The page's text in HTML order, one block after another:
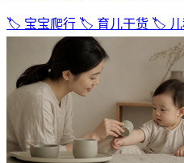
🏷️ 宝宝爬行 🏷️ 育儿干货 🏷️ 儿